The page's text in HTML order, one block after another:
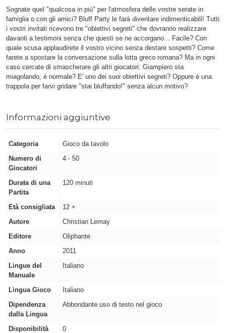
Sognate quel "qualcosa in più" per l'atmosfera delle vostre serate in
famiglia o con gli amici? Bluff Party le farà diventare indimenticabili! Tutti
i vostri invitati ricevono tre "obiettivi segreti" che dovranno realizzare
davanti a testimoni senza che questi se ne accorgano... Facile? Con
quale scusa applaudirete il vostro vicino senza destare sospetti? Come
farete a spostare la conversazione sulla lotta greco romana? Ma in ogni
caso cercate di smascherare gli altri giocatori: Giampiero sta
miagolando, è normale? E' uno dei suoi obiettivi segreti? Oppure è una
trappola per farvi gridare "stai bluffando!" senza alcun motivo?
Informazioni aggiuntive
Categoria
Gioco da tavolo
Numero di
Giocatori
4 - 50
Durata di una
Partita
120 minuti
Età consigliata
12 +
Autore
Christian Lemay
Editore
Oliphante
Anno
2011
Lingue del
Manuale
Italiano
Lingua Gioco
Italiano
Dipendenza
dalla Lingua
Abbondante uso di testo nel gioco
Disponibilità 0